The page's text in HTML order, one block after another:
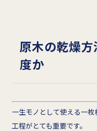
原木の乾燥
度か
一生モノとして使える一
工程がとても重要です。